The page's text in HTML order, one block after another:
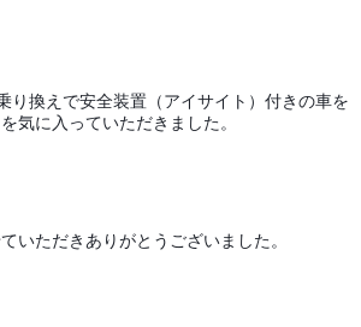
り換えで安全装置（アイサイト）付きの車を
気に入っていただきました。
いただきありがとうございました。